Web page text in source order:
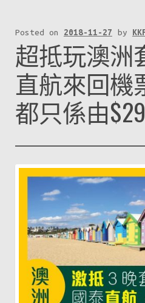
著數
演唱會
APP教學
Posted on 2018-11-27 by
超抵玩澳洲
直航來回機
都只係由